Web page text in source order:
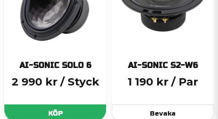
AI-SONIC SOLO 6
2 990 kr / Styck
KÖP
AI-SONIC S2-W6
1 190 kr / Par
Bevaka